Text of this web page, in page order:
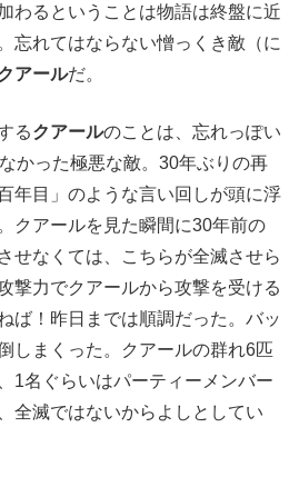
わるということは物語は終盤に近
忘れてはならない憎っくき敵（に
アールだ。
るクアールのことは、忘れっぽい
かった極悪な敵。30年ぶりの再
年目」のような言い回しが頭に浮
クアールを見た瞬間に30年前の
せなくては、こちらが全滅させら
撃力でクアールから攻撃を受ける
ば！昨日までは順調だった。バッ
しまくった。クアールの群れ6匹
1名ぐらいはパーティーメンバー
全滅ではないからよしとしてい